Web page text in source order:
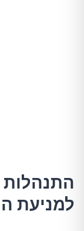
התנהלות
למניעת